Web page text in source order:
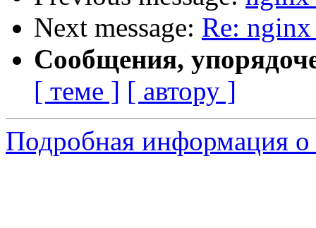
Next message: Re:
Сообщения,
[ теме ] [ автору ]
Подробная информация